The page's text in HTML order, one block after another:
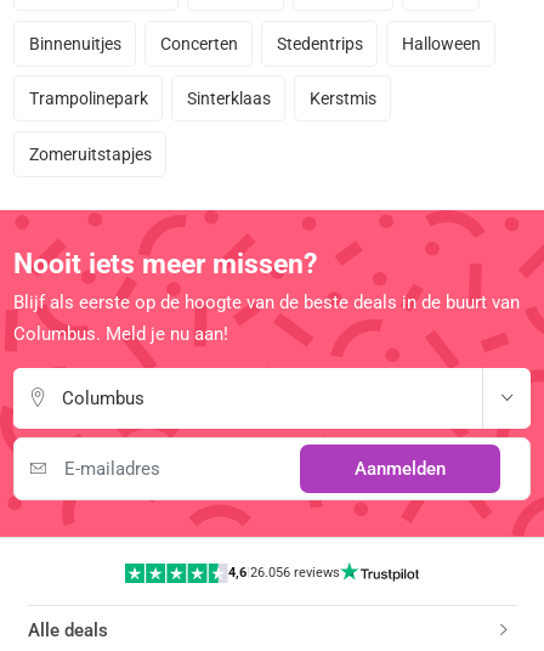
Binnenuitjes Concerten Stedentrips Halloween
Trampolinepark Sinterklaas Kerstmis
Zomeruitstapjes
Nooit iets meer missen?
Blijf als eerste op de hoogte van de beste deals in de buurt van
Columbus. Meld je nu aan!
Columbus
Aanmelden
4,6|26.056 reviews
Alle deals